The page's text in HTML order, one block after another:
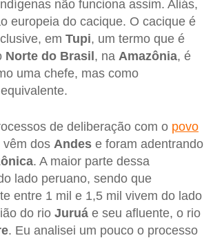
não funciona assim. Aliás,
europeia do cacique. O cacique é
em Tupi, um termo que é
Norte do Brasil , na Amazônia, é
uma chefe, mas como
de deliberação com o povo
vêm dos Andes e foram adentrando
. A maior parte dessa
lado peruano, sendo que
entre 1 mil e 1,5 mil vivem do lado
do rio Juruá e seu afluente, o rio
. Eu analisei um pouco o processo